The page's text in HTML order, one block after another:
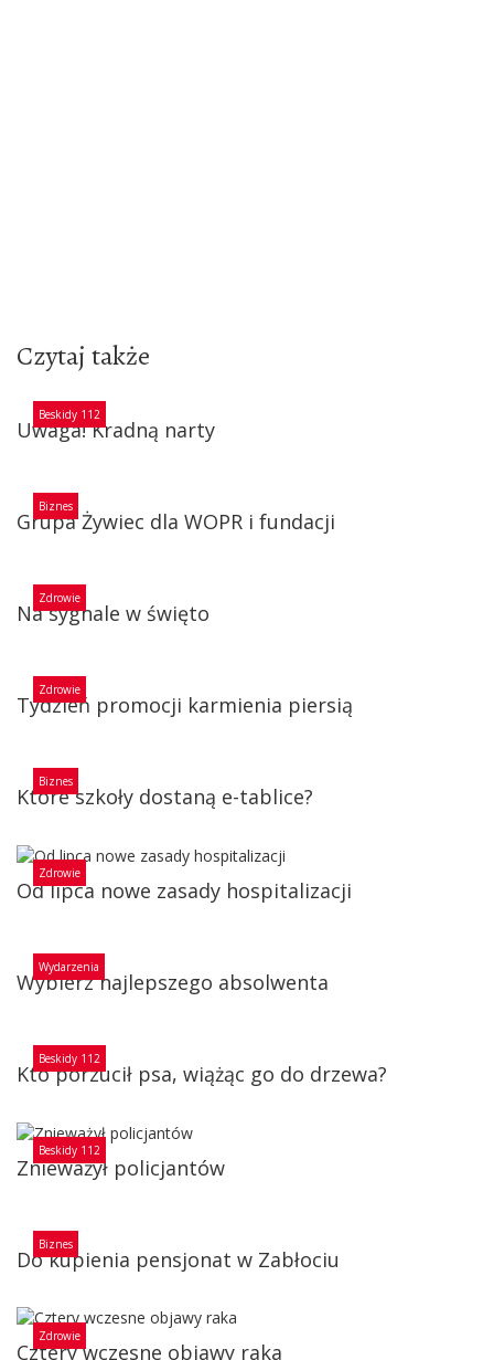
Czytaj także
Beskidy 112
Uwaga! Kradną narty
Biznes
Grupa Żywiec dla WOPR i fundacji
Zdrowie
Na sygnale w święto
Zdrowie
Tydzień promocji karmienia piersią
Biznes
Które szkoły dostaną e-tablice?
Zdrowie
Od lipca nowe zasady hospitalizacji
Wydarzenia
Wybierz najlepszego absolwenta
Beskidy 112
Kto porzucił psa, wiążąc go do drzewa?
Beskidy 112
Znieważył policjantów
Biznes
Do kupienia pensjonat w Zabłociu
Zdrowie
Cztery wczesne objawy raka